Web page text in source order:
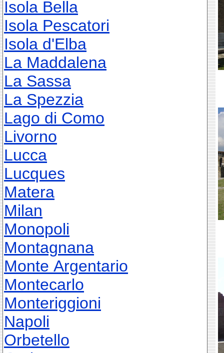
Isola Bella
Isola Pescatori
Isola d'Elba
La Maddalena
La Sassa
La Spezzia
Lago di Como
Livorno
Lucca
Lucques
Matera
Milan
Monopoli
Montagnana
Monte Argentario
Montecarlo
Monteriggioni
Napoli
Orbetello